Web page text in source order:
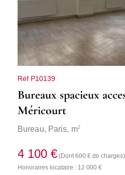
Réf P10139
Bureaux spacieux
Méricourt
Bureau, Paris, m2
4 100 € (Dont 600 € de charges)
Honoraires locataire : 12 000 €